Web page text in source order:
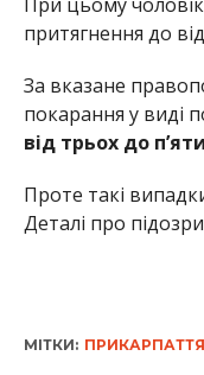
притягнення до
За вказане
покарання у виді
від трьох до
Проте такі
Деталі про
МІТКИ: ПРИКАРПАТТЯ